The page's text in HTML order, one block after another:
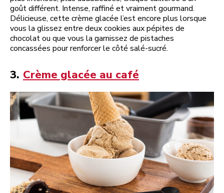
goût différent. Intense, raffiné et vraiment gourmand.
Délicieuse, cette crème glacée l’est encore plus lorsque
vous la glissez entre deux cookies aux pépites de
chocolat ou que vous la garnissez de pistaches
concassées pour renforcer le côté salé-sucré.
3. Crème glacée au café